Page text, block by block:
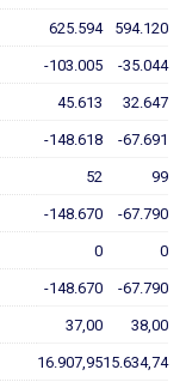
625.594 594.120
-103.005 -35.044
45.613 32.647
-148.618 -67.691
52 99
-148.670 -67.790
0 0
-148.670 -67.790
37,00 38,00
16.907,9515.634,74